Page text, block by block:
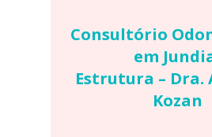
Consultório
em
Estrutura – Dra.
Kozan